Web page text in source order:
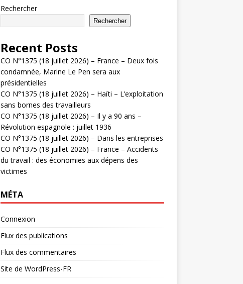
Rechercher
Rechercher
Recent Posts
CO N°1375 (18 juillet 2026) – France – Deux fois
condamnée, Marine Le Pen sera aux
présidentielles
CO N°1375 (18 juillet 2026) – Haïti – L’exploitation
sans bornes des travailleurs
CO N°1375 (18 juillet 2026) – Il y a 90 ans –
Révolution espagnole : juillet 1936
CO N°1375 (18 juillet 2026) – Dans les entreprises
CO N°1375 (18 juillet 2026) – France – Accidents
du travail : des économies aux dépens des
victimes
MÉTA
Connexion
Flux des publications
Flux des commentaires
Site de WordPress-FR